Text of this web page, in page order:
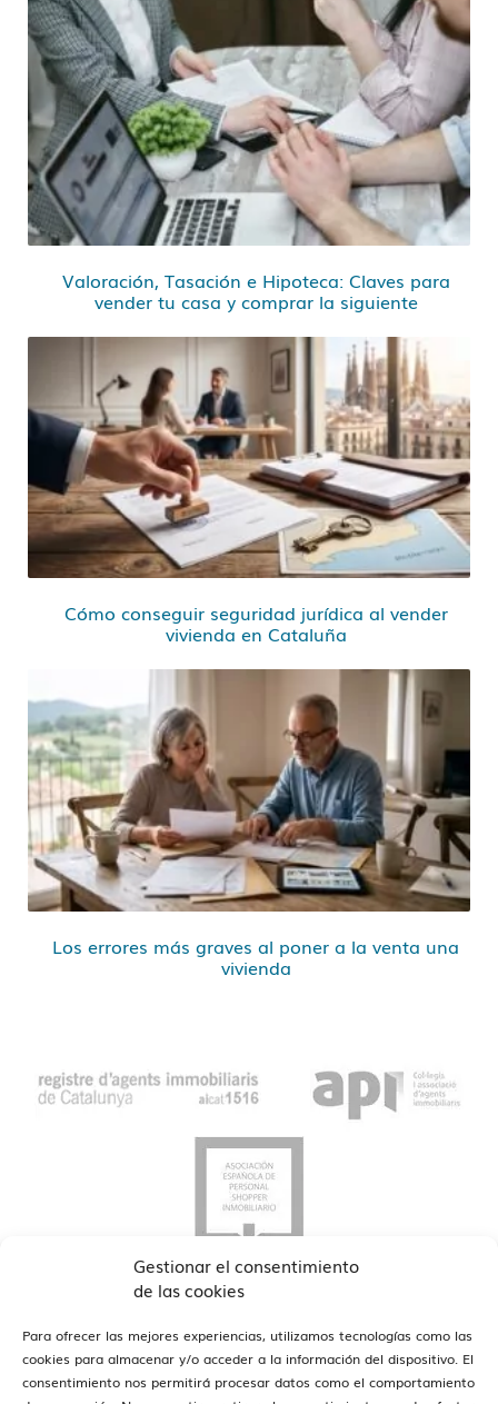
Gestionar el consentimiento
de las cookies
Para ofrecer las mejores experiencias, utilizamos tecnologías como las
cookies para almacenar y/o acceder a la información del dispositivo. El
consentimiento nos permitirá procesar datos como el comportamiento
Valoración, Tasación e Hipoteca: Claves para
vender tu casa y comprar la siguiente
Cómo conseguir seguridad jurídica al vender
vivienda en Cataluña
Los errores más graves al poner a la venta una
vivienda